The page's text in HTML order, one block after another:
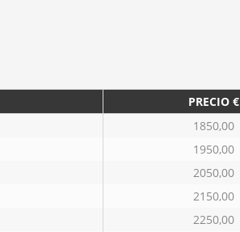
PRECIO €
1850,00
1950,00
2050,00
2150,00
2250,00